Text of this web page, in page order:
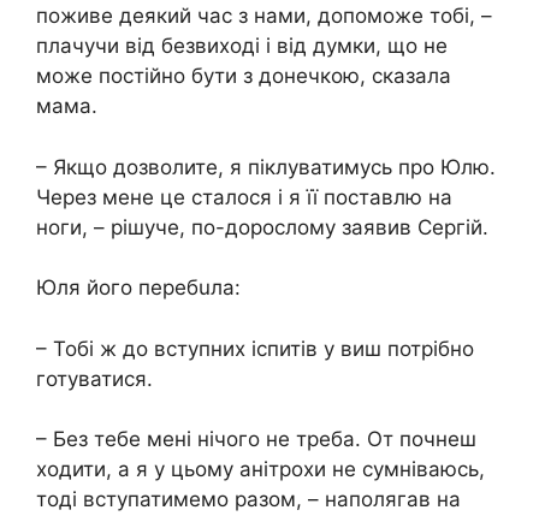
поживе деякий час з нами, допоможе тобі, –
плaчучи від безвиході і від думки, що не
може постійно бути з донечкою, сказала
мама.
– Якщо дозволите, я піклуватимусь про Юлю.
Через мене це сталося і я її поставлю на
ноги, – рішуче, по-дорослому заявив Сергій.
Юля його перебuла:
– Тобі ж до вступних іспитів у виш потрібно
готуватися.
– Без тебе мені нічого не треба. От почнеш
ходити, а я у цьому анітрохи не сумніваюсь,
тоді вступатимемо разом, – наполягав на